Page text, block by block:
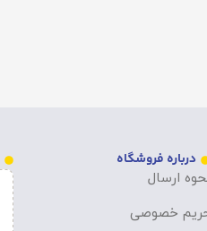
درباره فروشگاه
ارسال
خصوصی